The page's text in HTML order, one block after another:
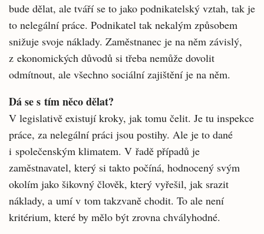
bude dělat, ale tváří se to jako podnikatelský vztah, tak je
to nele­gální práce. Podnikatel tak nekalým způsobem
snižuje svoje náklady. Zaměstnanec je na něm závislý,
z ekonomických důvodů si třeba ne­může dovolit
odmítnout, ale všechno sociální zajištění je na něm.
Dá se s tím něco dělat?
V legislativě existují kroky, jak tomu čelit. Je tu inspekce
práce, za nelegální práci jsou po­stihy. Ale je to dané
i společenským klimatem. V řadě případů je
zaměstnavatel, který si takto počíná, hodnocený svým
okolím jako šikovný člověk, který vyřešil, jak srazit
náklady, a umí v tom takzvaně chodit. To ale není
kritérium, které by mělo být zrovna chvályhodné.